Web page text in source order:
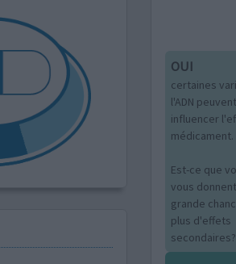
OUI
certaines
l'ADN peuvent
influencer
médicament.
Est-ce que
vous
grande
plus d'effets
secondaires?